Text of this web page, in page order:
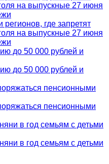
на выпускные 27 июня
где запретят
на выпускные 27 июня
до 50 000 рублей и
до 50 000 рублей и
пенсионными
пенсионными
в год семьям с детьми
в год семьям с детьми